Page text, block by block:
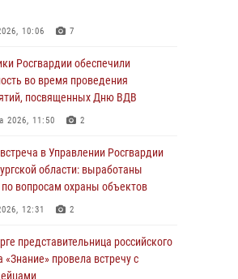
14:36
в тяжелой жизненной
(ВИДЕО)
14:45 1
готовность детских
учреждений к новому
году
12:25 1
поддержке ОМОН «Кобра»
в Оренбурге проведён рейд по
объектам
10:06 7
Росгвардии обеспечили
во время проведения
посвященных Дню ВДВ
2026, 11:50 2
в Управлении Росгвардии
области: выработаны
вопросам охраны объектов
12:31 2
представительница российского
«Знание» провела встречу с